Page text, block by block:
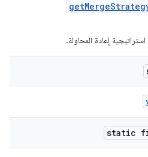
getMerge
إعادة المحاولة.
static